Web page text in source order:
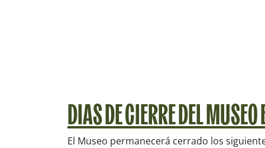
DIAS DE CIERRE DEL
El Museo permanecerá cerrado los